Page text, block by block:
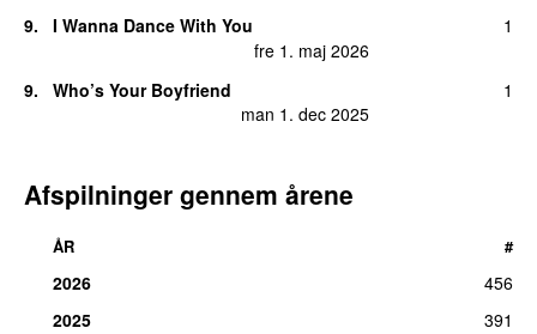
9.
I Wanna Dance With You
fre 1. maj 2026
1
9.
Who’s Your Boyfriend
man 1. dec 2025
1
Afspilninger gennem årene
ÅR #
2026
456
2025
391